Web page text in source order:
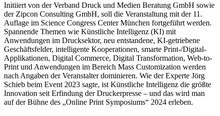
Initiiert von der Verband Druck und Medien Beratung GmbH sowie
der Zipcon Consulting GmbH, soll die Veranstaltung mit der 11.
Auflage im Science Congress Center München fortgeführt werden.
Spannende Themen wie Künstliche Intelligenz (KI) mit
Anwendungen im Drucksektor, neu entstandene, KI-getriebene
Geschäftsfelder, intelligente Kooperationen, smarte Print-/Digital-
Applikationen, Digital Commerce, Digital Transformation, Web-to-
Print und Anwendungen im Bereich Mass Customization werden
nach Angaben der Veranstalter dominieren. Wie der Experte Jörg
Schieb beim Event 2023 sagte, ist Künstliche Intelligenz die größte
Innovation seit Erfindung der Druckerpresse – und das wird man
auf der Bühne des „Online Print Symposiums“ 2024 erleben.